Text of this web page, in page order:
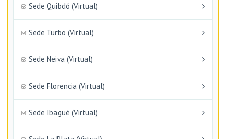
Sede Quibdó (Virtual)
Sede Turbo (Virtual)
Sede Neiva (Virtual)
Sede Florencia (Virtual)
Sede Ibagué (Virtual)